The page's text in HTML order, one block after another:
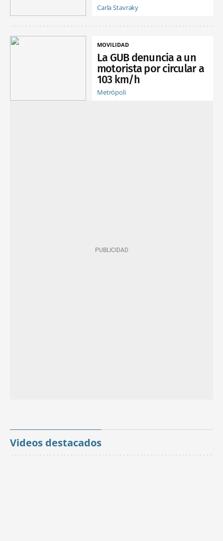
Carla Stavraky
MOVILIDAD
La GUB denuncia a un
motorista por circular a
103 km/h
Metrópoli
Videos destacados